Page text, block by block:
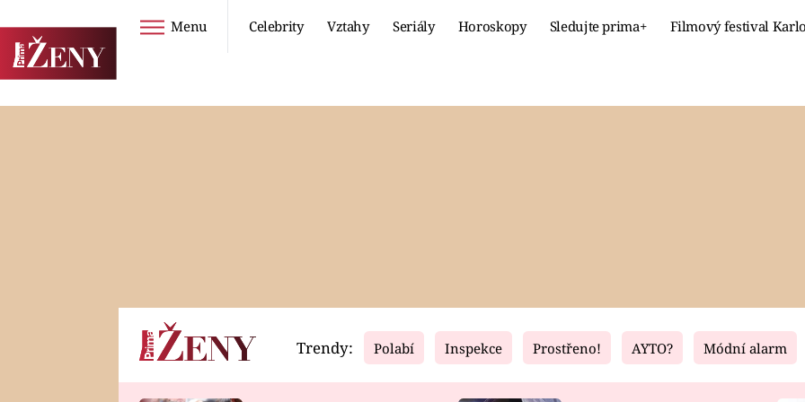
Menu Celebrity Vztahy Seriály Horoskopy Sledujte prima+ Filmový festival
Horoskopy Video Fresh Living
Trendy: Polabí Inspekce Prostřeno! AYTO? Módní alarm